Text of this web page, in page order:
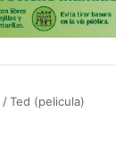
/Ted (pelicula)